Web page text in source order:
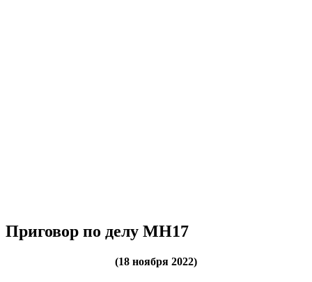
Приговор по делу MH17
(18 ноября 2022)